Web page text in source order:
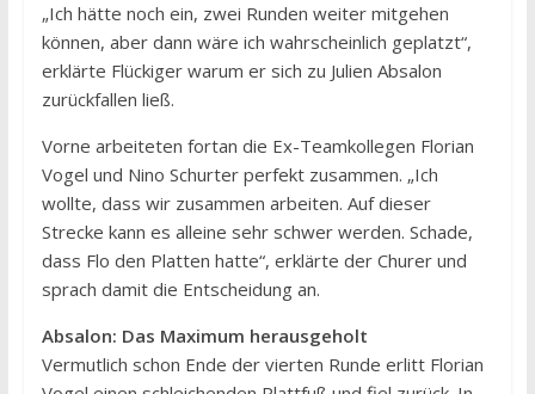
„Ich hätte noch ein, zwei Runden weiter mitgehen
können, aber dann wäre ich wahrscheinlich geplatzt“,
erklärte Flückiger warum er sich zu Julien Absalon
zurückfallen ließ.
Vorne arbeiteten fortan die Ex-Teamkollegen Florian
Vogel und Nino Schurter perfekt zusammen. „Ich
wollte, dass wir zusammen arbeiten. Auf dieser
Strecke kann es alleine sehr schwer werden. Schade,
dass Flo den Platten hatte“, erklärte der Churer und
sprach damit die Entscheidung an.
Absalon: Das Maximum herausgeholt
Vermutlich schon Ende der vierten Runde erlitt Florian